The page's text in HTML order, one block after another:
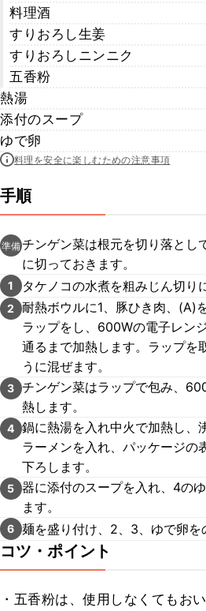
料理酒
すりおろし生姜
すりおろしニンニク
五香粉
熱湯
添付のスープ
ゆで卵
料理を安全に楽しむための注意事項
手順
準備チンゲン菜は根元を切り落とし
に切っておきます。
1 タケノコの水煮を粗みじん切り
2
耐熱ボウルに1、豚ひき肉、(A)
ラップをし、600Wの電子レン
通るまで加熱します。ラップを
うに混ぜます。
3 チンゲン菜はラップで包み、
熱します。
4 鍋に熱湯を入れ中火で加熱し、
ラーメンを入れ、パッケージの
下ろします。
5 器に添付のスープを入れ、4の
ます。
6 麺を盛り付け、2、3、ゆで卵を
コツ・ポイント
・五香粉は、使用しなくてもお